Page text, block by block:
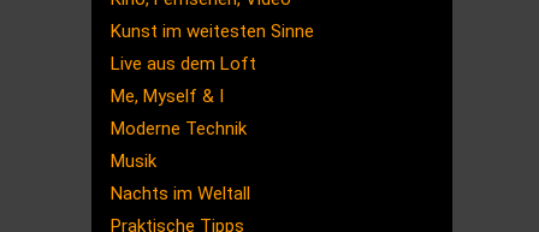
Kunst im weitesten Sinne
Live aus dem Loft
Me, Myself & I
Moderne Technik
Musik
Nachts im Weltall
Praktische Tipps